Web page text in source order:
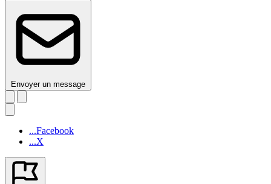
Envoyer un message
...Facebook
...X